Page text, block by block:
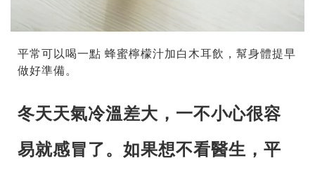
平常可以喝一點 蜂蜜檸檬汁加白木耳飲，幫身體提早
做好準備。
冬天天氣冷溫差大，一不小心很容
易就感冒了。如果想不看醫生，平